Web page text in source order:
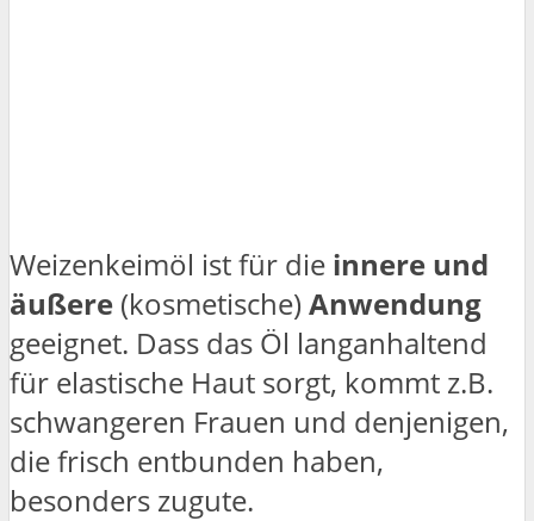
Weizenkeimöl ist für die innere und
äußere (kosmetische) Anwendung
geeignet. Dass das Öl langanhaltend
für elastische Haut sorgt, kommt z.B.
schwangeren Frauen und denjenigen,
die frisch entbunden haben,
besonders zugute.